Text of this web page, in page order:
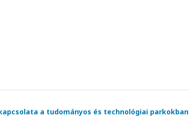
a tudományos és technológiai parkokban